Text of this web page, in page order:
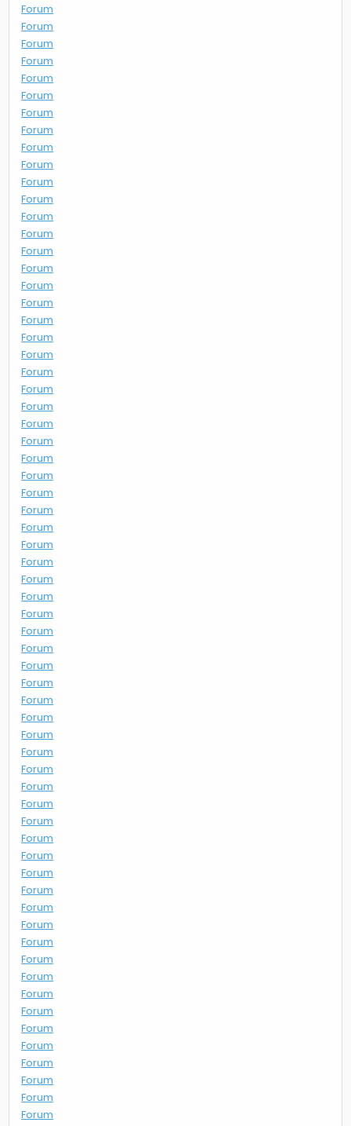
Forum
Forum
Forum
Forum
Forum
Forum
Forum
Forum
Forum
Forum
Forum
Forum
Forum
Forum
Forum
Forum
Forum
Forum
Forum
Forum
Forum
Forum
Forum
Forum
Forum
Forum
Forum
Forum
Forum
Forum
Forum
Forum
Forum
Forum
Forum
Forum
Forum
Forum
Forum
Forum
Forum
Forum
Forum
Forum
Forum
Forum
Forum
Forum
Forum
Forum
Forum
Forum
Forum
Forum
Forum
Forum
Forum
Forum
Forum
Forum
Forum
Forum
Forum
Forum
Forum